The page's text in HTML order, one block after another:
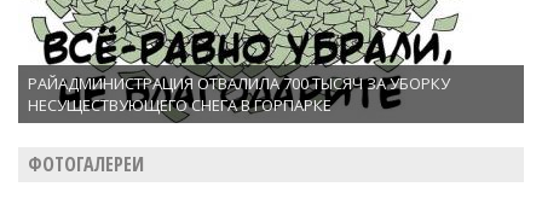
РАЙАДМИНИСТРАЦИЯ ОТВАЛИЛА 700 ТЫСЯЧ ЗА УБОРКУ
НЕСУЩЕСТВУЮЩЕГО СНЕГА В ГОРПАРКЕ
ФОТОГАЛЕРЕИ